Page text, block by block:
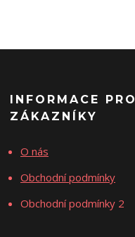
INFORMACE PRO
ZÁKAZNÍKY
O nás
Obchodní podmínky
Obchodní podmínky 2